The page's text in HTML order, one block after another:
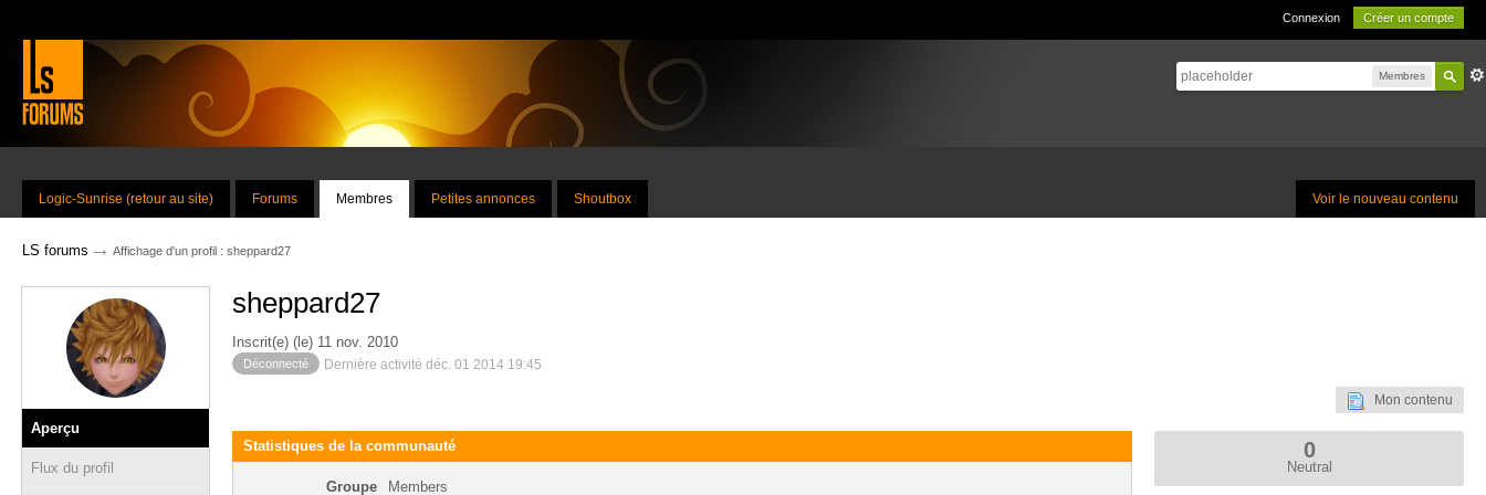
Connexion Créer un compte
Membres
Voir le nouveau contenu
Logic-Sunrise (retour au site) Forums Membres Petites annonces Shoutbox
LS forums → Affichage d'un profil : sheppard27
Aperçu
Flux du profil
sheppard27
Inscrit(e) (le) 11 nov. 2010
Déconnecté Dernière activité déc. 01 2014 19:45
Mon contenu
Statistiques de la communauté
Groupe Members
0
Neutral